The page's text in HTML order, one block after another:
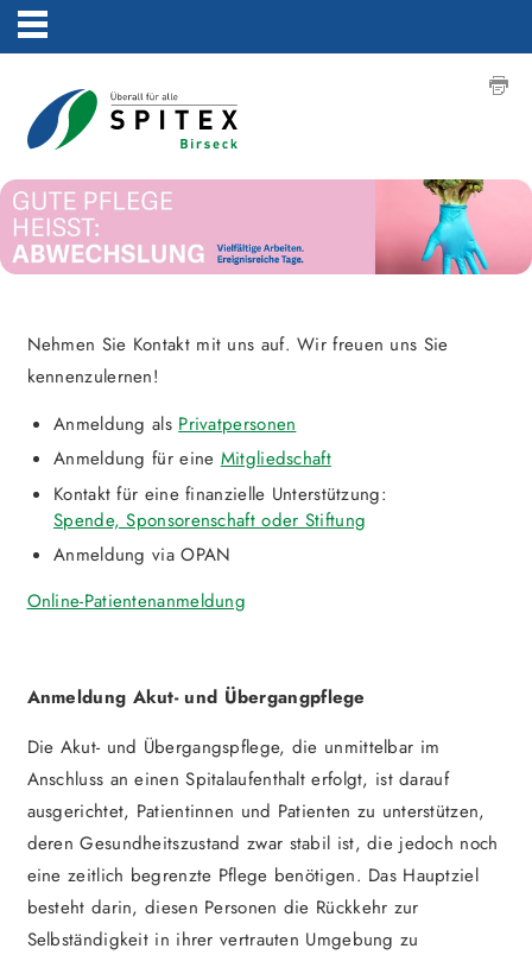
Nehmen Sie Kontakt mit uns auf. Wir freuen uns Sie
kennenzulernen!
Anmeldung als Privatpersonen
Anmeldung für eine Mitgliedschaft
Kontakt für eine finanzielle Unterstützung:
Spende, Sponsorenschaft oder Stiftung
Anmeldung via OPAN
Online-Patientenanmeldung
Anmeldung Akut- und Übergangpflege
Die Akut- und Übergangspflege, die unmittelbar im
Anschluss an einen Spitalaufenthalt erfolgt, ist darauf
ausgerichtet, Patientinnen und Patienten zu unterstützen,
deren Gesundheitszustand zwar stabil ist, die jedoch noch
eine zeitlich begrenzte Pflege benötigen. Das Hauptziel
besteht darin, diesen Personen die Rückkehr zur
Selbständigkeit in ihrer vertrauten Umgebung zu